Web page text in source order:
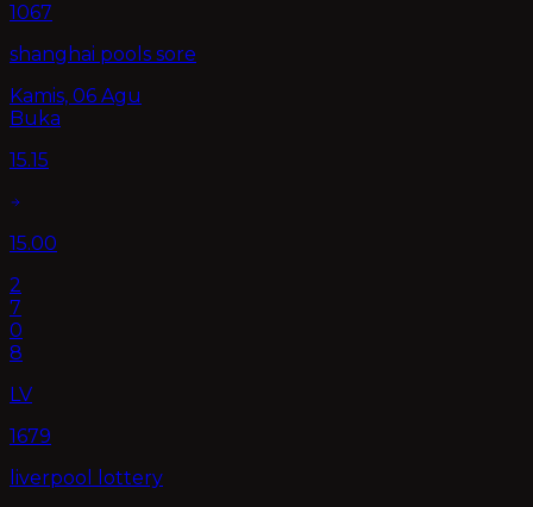
1067
shanghai pools sore
Kamis, 06 Agu
Buka
15.15
15.00
2
7
0
8
LV
1679
liverpool lottery